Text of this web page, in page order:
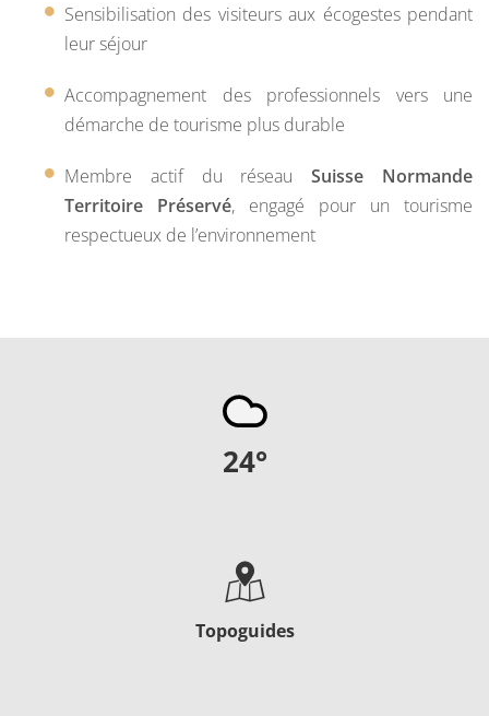
Sensibilisation des visiteurs aux écogestes pendant
leur séjour
Accompagnement des professionnels vers une
démarche de tourisme plus durable
Membre actif du réseauSuisse Normande
Territoire Préservé, engagé pour un tourisme
respectueux de l’environnement
24°
Topoguides